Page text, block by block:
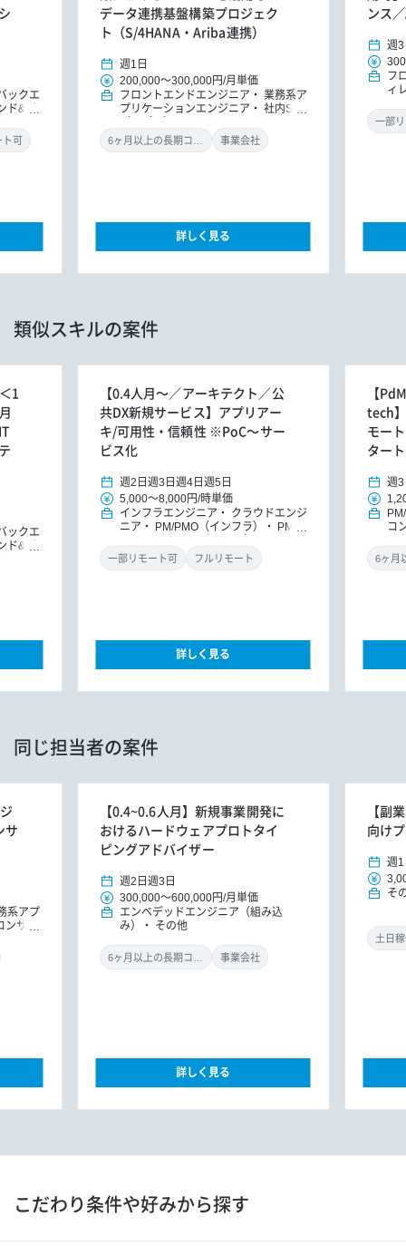
ックエ
ド&バ
エン
ト可
データ連携基盤構築プロジェク
ト（S/4HANA・Ariba連携）
週1日
200,000～300,000円/月単価
フロントエンドエンジニア
業務系ア
プリケーションエンジニア
社内SE
事業会社
詳しく見る
ンス
週3
フ
ィ
一部
類似スキルの案件
1
ックエ
ド&バ
【0.4人月～／アーキテクト／公
共DX新規サービス】アプリアー
キ/可用性・信頼性 ※PoC～サー
ビス化
週2日 週3日 週4日 週5日
5,000～8,000円/時単価
インフラエンジニア
クラウドエンジ
ニア
PM/PMO（インフラ）
PM/P
ラ）
ITコンサルタント
一部リモート可 フルリモート
詳しく見る
【
tech
モー
ター
週3
コ
ダ
同じ担当者の案件
サ
系アプ
ンサル
【0.4~0.6人月】新規事業開発に
おけるハードウェアプロトタイ
ピングアドバイザー
週2日 週3日
300,000～600,000円/月単価
エンベデッドエンジニア（組み込
み）
その他
事業会社
詳しく見る
【副
向け
週1
そ
土日
こだわり条件や好みから探す